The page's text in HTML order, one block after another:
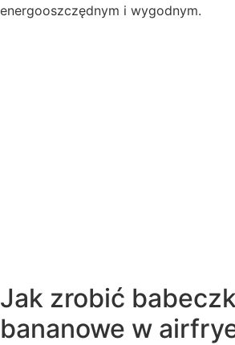
energooszczędnym i wygodnym.
Jak zrobić
bananowe w